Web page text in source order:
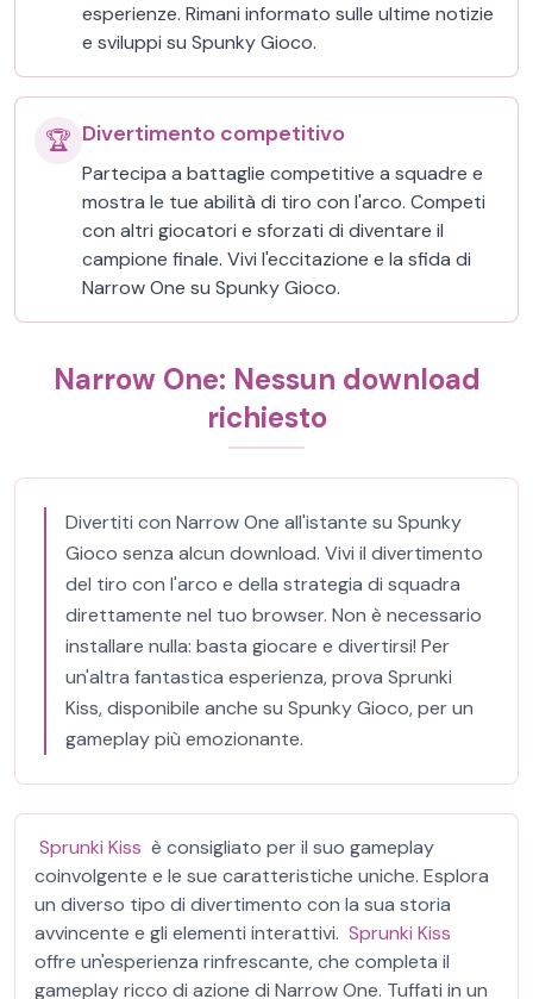
esperienze. Rimani informato sulle ultime notizie
e sviluppi su Spunky Gioco.
🏆 Divertimento competitivo
Partecipa a battaglie competitive a squadre e
mostra le tue abilità di tiro con l'arco. Competi
con altri giocatori e sforzati di diventare il
campione finale. Vivi l'eccitazione e la sfida di
Narrow One su Spunky Gioco.
Narrow One: Nessun download
richiesto
Divertiti con Narrow One all'istante su Spunky
Gioco senza alcun download. Vivi il divertimento
del tiro con l'arco e della strategia di squadra
direttamente nel tuo browser. Non è necessario
installare nulla: basta giocare e divertirsi! Per
un'altra fantastica esperienza, prova Sprunki
Kiss, disponibile anche su Spunky Gioco, per un
gameplay più emozionante.
Sprunki Kiss è consigliato per il suo gameplay
coinvolgente e le sue caratteristiche uniche. Esplora
un diverso tipo di divertimento con la sua storia
avvincente e gli elementi interattivi. Sprunki Kiss
offre un'esperienza rinfrescante, che completa il
gameplay ricco di azione di Narrow One. Tuffati in un